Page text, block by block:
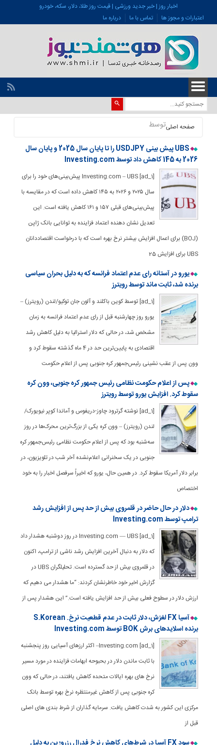
اخبار روز | خبر جدید ورزشی | قیمت روز طلا، دلار، سکه، خودرو
اعتبارات و مجوز ها
تماس با ما درباره ما
صفحه اصلیتوسط
UBS پیش بینی USDJPY را تا پایان سال 2025 و پایان سال
2026 به 145 کاهش داد توسط Investing.com
[ad_1] Investing.com – UBS پیش‌بینی‌های خود را برای
سال ۲۰۲۵ و ۲۰۲۶ به ۱۴۵ کاهش داده است که در مقایسه با
پیش‌بینی‌های قبلی ۱۵۷ و ۱۶۱ کاهش یافته است. این
تعدیل نشان دهنده اعتماد فزاینده به توانایی بانک ژاپن
(BOJ) برای اعمال افزایش بیشتر نرخ بهره است که با درخواست اقتصاددانان
UBS برای افزایش 25
یورو در آستانه رای عدم اعتماد فرانسه که به دلیل بحران سیاسی
برنده شد، ثابت ماند توسط رویترز
[ad_1] توسط کوین باکلند و آلون جان توکیو/لندن (رویترز) –
یورو روز چهارشنبه قبل از رای عدم اعتماد فرانسه به زمان
مشخص شد، در حالی که دلار استرالیا به دلیل کاهش رشد
اقتصادی به پایین‌ترین حد در 4 ماه گذشته سقوط کرد و
وون پس از عقب نشینی رئیس‌جمهور کره جنوبی پس از اعلام حکومت
پس از اعلام حکومت نظامی رئیس جمهور کره جنوبی، وون کره
سقوط کرد. افزایش یورو توسط رویترز
[ad_1] نوشته گرترود چاوز-دریفوس و آماندا کوپر نیویورک/
لندن (رویترز) – وون کره یکی از بزرگ‌ترین محرک‌ها در روز
سه‌شنبه بود که پس از اعلام حکومت نظامی رئیس‌جمهور کره
جنوبی در یک سخنرانی اعلام‌نشده آخر شب در تلویزیون، در
برابر دلار آمریکا سقوط کرد. در همین حال، یورو که اخیراً سرفصل اخبار را به خود
اختصاص
دلار در حال حاضر در قلمروی بیش از حد پس از افزایش رشد
ترامپ توسط Investing.com
[ad_1] Investing.com — UBS در روز دوشنبه هشدار داد
که دلار به دنبال آخرین افزایش رشد ناشی از ترامپ، اکنون
در قلمروی بیش از حد گسترده است. تحلیلگران UBS در
گزارش اخیر خود خاطرنشان کردند: “ما هشدار می دهیم که
ارزش دلار در سطوح فعلی بیش از حد افزایش یافته است.” این هشدار پس از
آسیا FX لغزش، دلار ثابت در عدم قطعیت نرخ. S.Korean
برنده اسلایدهای برش BOK توسط Investing.com
[ad_1] Investing.com– اکثر ارزهای آسیایی روز پنجشنبه
با ثابت ماندن دلار در بحبوحه ابهامات فزاینده در مورد مسیر
نرخ های بهره ایالات متحده کاهش یافتند، در حالی که وون
کره جنوبی پس از کاهش غیرمنتظره نرخ بهره توسط بانک
مرکزی این کشور به شدت کاهش یافت. سرمایه گذاران از شرط بندی های اصلی
قبل از